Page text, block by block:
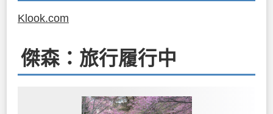
Klook.com
傑森：旅行履行中